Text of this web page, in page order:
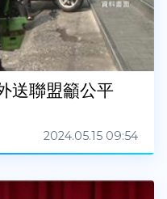
送聯盟籲公平
2024.05.15 09:54